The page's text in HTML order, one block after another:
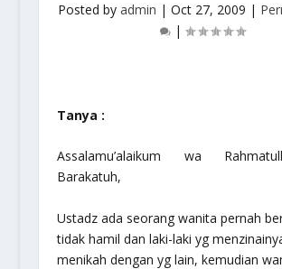
Posted by admin | Oct 27, 2009 |
|
Tanya :
Assalamu’alaikum wa
Barakatuh,
Ustadz ada seorang wanita pernah
tidak hamil dan laki-laki yg
menikah dengan yg lain, kemudian